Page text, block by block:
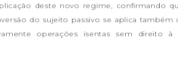
deste novo regime, confirmando
do sujeito passivo se aplica
operações isentas sem direito